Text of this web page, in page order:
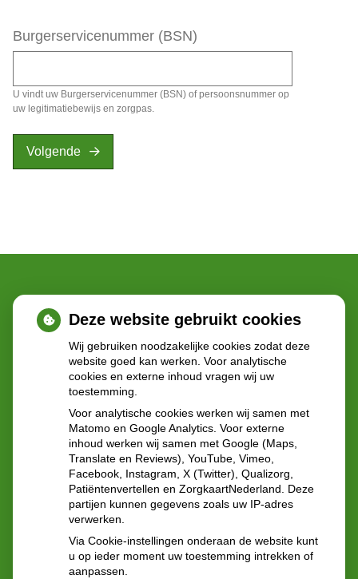
Burgerservicenummer (BSN)
U vindt uw Burgerservicenummer (BSN) of persoonsnummer op
uw legitimatiebewijs en zorgpas.
Volgende
Adresgegevens
Statenlaan 40
2582GN 's-Gravenhage
070-3551343
vangreuningen@ezorg.nl
Deze website gebruikt cookies
Wij gebruiken noodzakelijke cookies zodat deze
website goed kan werken. Voor analytische
cookies en externe inhoud vragen wij uw
toestemming.
Voor analytische cookies werken wij samen met
Matomo en Google Analytics. Voor externe
inhoud werken wij samen met Google (Maps,
Translate en Reviews), YouTube, Vimeo,
Facebook, Instagram, X (Twitter), Qualizorg,
Patiëntenvertellen en ZorgkaartNederland. Deze
partijen kunnen gegevens zoals uw IP-adres
verwerken.
Via Cookie-instellingen onderaan de website kunt
u op ieder moment uw toestemming intrekken of
aanpassen.